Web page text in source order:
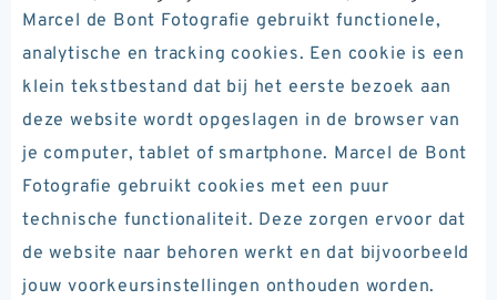
Marcel de Bont Fotografie gebruikt functionele,
analytische en tracking cookies. Een cookie is een
klein tekstbestand dat bij het eerste bezoek aan
deze website wordt opgeslagen in de browser van
je computer, tablet of smartphone. Marcel de Bont
Fotografie gebruikt cookies met een puur
technische functionaliteit. Deze zorgen ervoor dat
de website naar behoren werkt en dat bijvoorbeeld
jouw voorkeursinstellingen onthouden worden.